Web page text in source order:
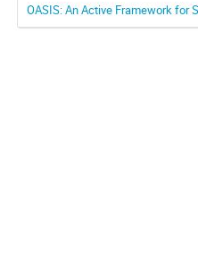
OASIS: An Active Framework for